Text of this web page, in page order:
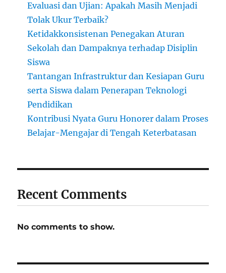
Evaluasi dan Ujian: Apakah Masih Menjadi
Tolak Ukur Terbaik?
Ketidakkonsistenan Penegakan Aturan
Sekolah dan Dampaknya terhadap Disiplin
Siswa
Tantangan Infrastruktur dan Kesiapan Guru
serta Siswa dalam Penerapan Teknologi
Pendidikan
Kontribusi Nyata Guru Honorer dalam Proses
Belajar-Mengajar di Tengah Keterbatasan
Recent Comments
No comments to show.